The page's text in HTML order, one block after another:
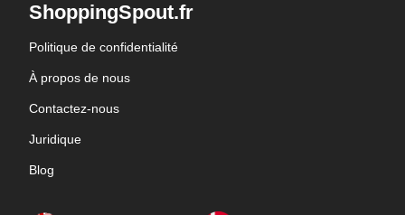
ShoppingSpout.fr
Politique de confidentialité
À propos de nous
Contactez-nous
Juridique
Blog